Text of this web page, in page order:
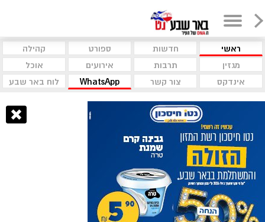
ראשי חדשות ספורט
קהילה
מגזין
תרבות אירועים
אוכל
אינדקס
צור קשר WhatsApp לוח באר שבע